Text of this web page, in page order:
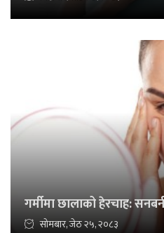
गर्मीमा छालाको हेरचाह:
सोमबार, जेठ २५, २०८३